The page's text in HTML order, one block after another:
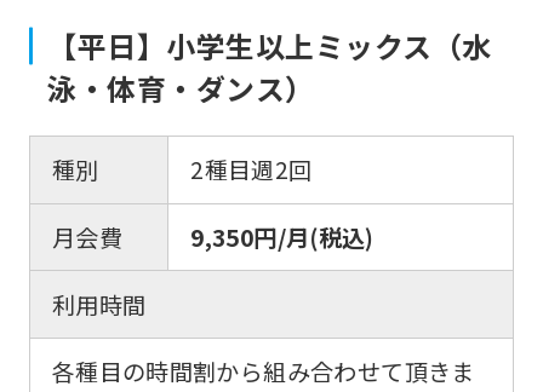
【平日】小学生以上ミックス（水
泳・体育・ダンス）
種別
2種目週2回
月会費
9,350円/月(税込)
利用時間
各種目の時間割から組み合わせて頂きま
foreigners
Central
Sports
official
website
translated